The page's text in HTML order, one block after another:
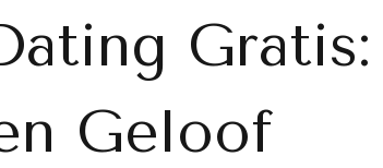
Gratis:
Geloof